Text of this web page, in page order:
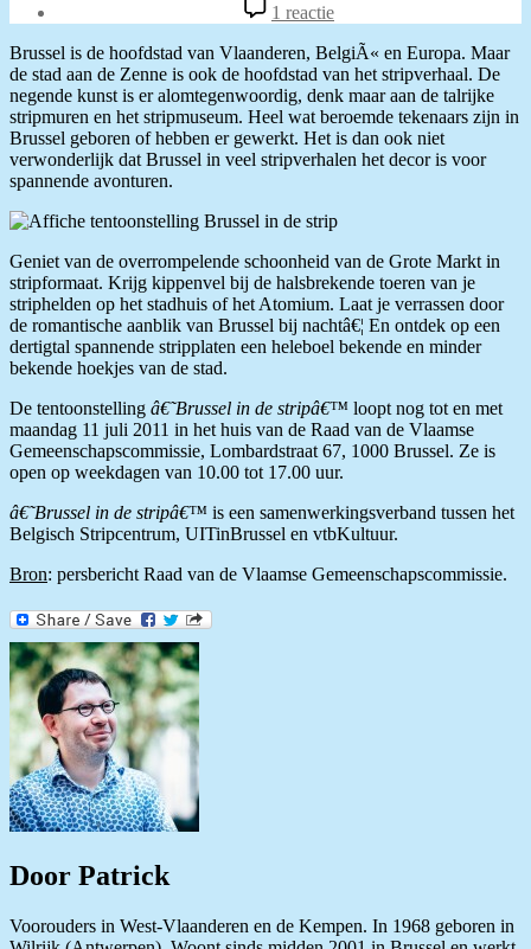
1 reactie
Brussel
in
de
strip
Brussel is de hoofdstad van Vlaanderen, BelgiÃ« en Europa. Maar
de stad aan de Zenne is ook de hoofdstad van het stripverhaal. De
negende kunst is er alomtegenwoordig, denk maar aan de talrijke
stripmuren en het stripmuseum. Heel wat beroemde tekenaars zijn in
Brussel geboren of hebben er gewerkt. Het is dan ook niet
verwonderlijk dat Brussel in veel stripverhalen het decor is voor
spannende avonturen.
Geniet van de overrompelende schoonheid van de Grote Markt in
stripformaat. Krijg kippenvel bij de halsbrekende toeren van je
striphelden op het stadhuis of het Atomium. Laat je verrassen door
de romantische aanblik van Brussel bij nachtâ€¦ En ontdek op een
dertigtal spannende stripplaten een heleboel bekende en minder
bekende hoekjes van de stad.
De tentoonstelling â€˜Brussel in de stripâ€™ loopt nog tot en met
maandag 11 juli 2011 in het huis van de Raad van de Vlaamse
Gemeenschapscommissie, Lombardstraat 67, 1000 Brussel. Ze is
open op weekdagen van 10.00 tot 17.00 uur.
â€˜Brussel in de stripâ€™ is een samenwerkingsverband tussen het
Belgisch Stripcentrum, UITinBrussel en vtbKultuur.
Bron: persbericht Raad van de Vlaamse Gemeenschapscommissie.
Door Patrick
Voorouders in West-Vlaanderen en de Kempen. In 1968 geboren in